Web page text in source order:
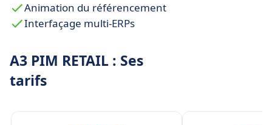
Animation du référencement
Interfaçage multi-ERPs
A3 PIM RETAIL : Ses
tarifs